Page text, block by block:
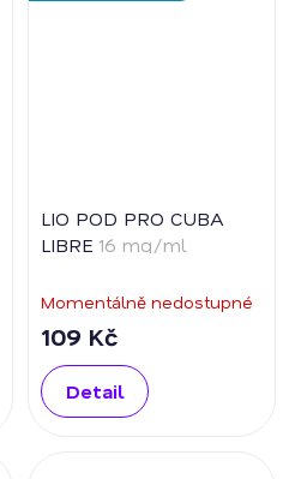
LIO POD PRO CUBA
LIBRE 16 mg/ml
Momentálně nedostupné
109 Kč
Detail